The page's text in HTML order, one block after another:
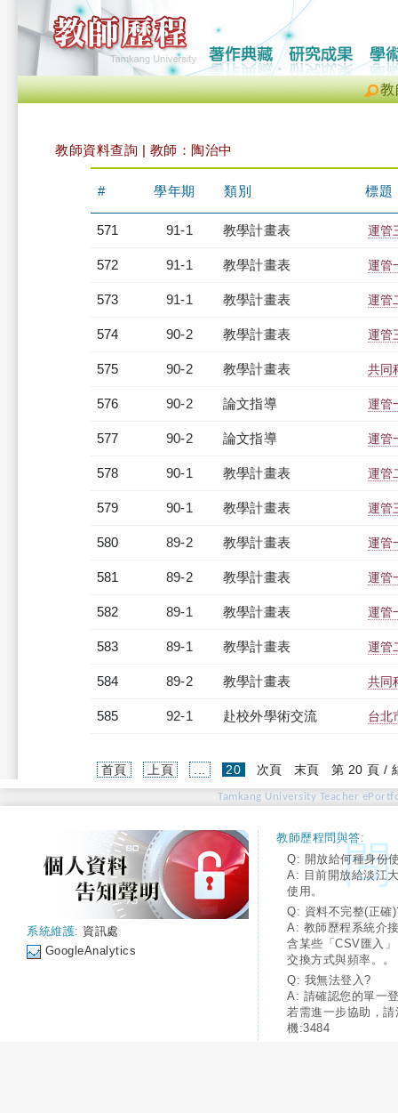
教
教師資料查詢 | 教師：陶治中
# 學年期 類別 標題
571 91-1 教學計畫表 運管
572 91-1 教學計畫表 運管
573 91-1 教學計畫表 運管
574 90-2 教學計畫表 運管
575 90-2 教學計畫表 共同
576 90-2 論文指導 運管
577 90-2 論文指導 運管
578 90-1 教學計畫表 運管
579 90-1 教學計畫表 運管
580 89-2 教學計畫表 運管
581 89-2 教學計畫表 運管
582 89-1 教學計畫表 運管
583 89-1 教學計畫表 運管
584 89-2 教學計畫表 共同
585 92-1 赴校外學術交流 台北
首頁 上頁 20(current)
次頁 末頁 第 20 頁 /
Tamkang University Teacher
系統維護: 資訊處
GoogleAnalytics
教師歷程問與答:
Q: 開放給何種身份
A: 目前開放給淡江
使用。
Q: 資料不完整(正確
A: 教師歷程系統介
含某些「CSV匯入
交換方式與頻率。。
Q: 我無法登入?
A: 請確認您的單一
若需進一步協助，
機:3484